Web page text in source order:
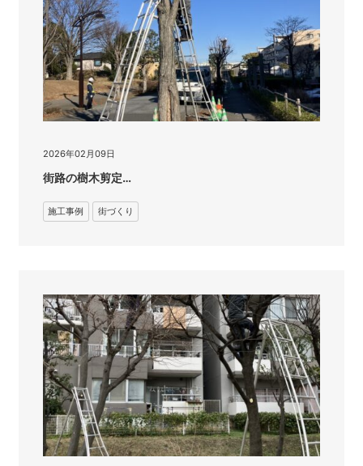
2026年02月09日
街路の樹木剪定…
施工事例 街づくり